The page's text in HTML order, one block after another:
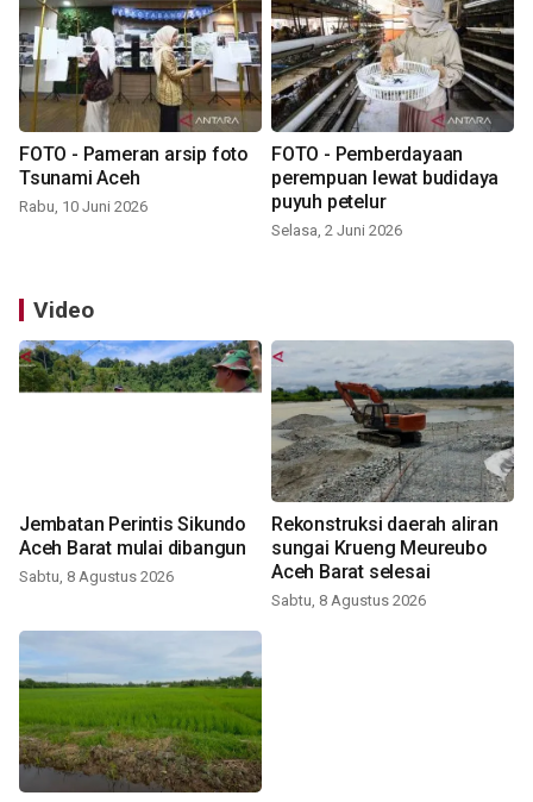
FOTO - Pameran arsip foto
Tsunami Aceh
Rabu, 10 Juni 2026
FOTO - Pemberdayaan
perempuan lewat budidaya
puyuh petelur
Selasa, 2 Juni 2026
Video
Jembatan Perintis Sikundo
Aceh Barat mulai dibangun
Sabtu, 8 Agustus 2026
Rekonstruksi daerah aliran
sungai Krueng Meureubo
Aceh Barat selesai
Sabtu, 8 Agustus 2026